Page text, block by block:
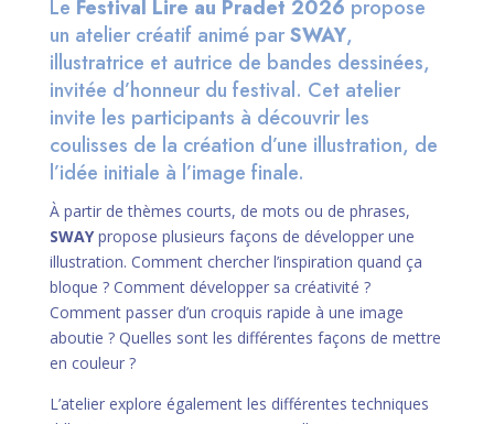
Le Festival Lire au Pradet 2026 propose
un atelier créatif animé parSWAY,
illustratrice et autrice de bandes dessinées,
invitée d’honneur du festival. Cet atelier
invite les participants à découvrir les
coulisses de la création d’une illustration, de
l’idée initiale à l’image finale.
À partir de thèmes courts, de mots ou de phrases,
SWAYpropose plusieurs façons de développer une
illustration. Comment chercher l’inspiration quand ça
bloque ? Comment développer sa créativité ?
Comment passer d’un croquis rapide à une image
aboutie ? Quelles sont les différentes façons de mettre
en couleur ?
L’atelier explore également les différentes techniques